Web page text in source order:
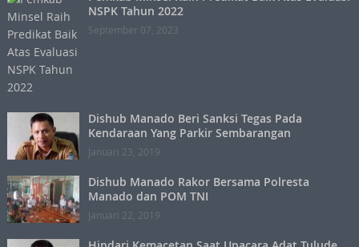
NSPK Tahun 2022
September 07, 2023
Dishub Manado Beri Sanksi Tegas Pada
Kendaraan Yang Parkir Sembarangan
Januari 23, 2019
Dishub Manado Rakor Bersama Polresta
Manado dan POM TNI
Januari 22, 2019